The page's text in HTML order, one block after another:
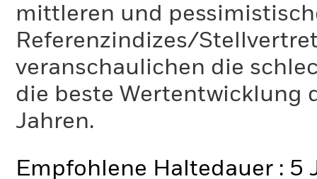
mittleren und
Referenzindizes/
veranschaulichen die
die beste Wertentwicklung
Jahren.
Empfohlene Haltedauer : 5